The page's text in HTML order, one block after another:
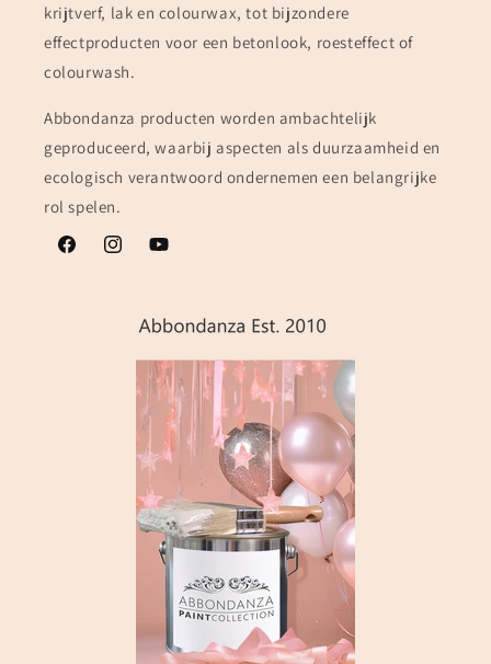
krijtverf, lak en colourwax, tot bijzondere
effectproducten voor een betonlook, roesteffect of
colourwash.
Abbondanza producten worden ambachtelijk
geproduceerd, waarbij aspecten als duurzaamheid en
ecologisch verantwoord ondernemen een belangrijke
rol spelen.
FacebookInstagramYouTube